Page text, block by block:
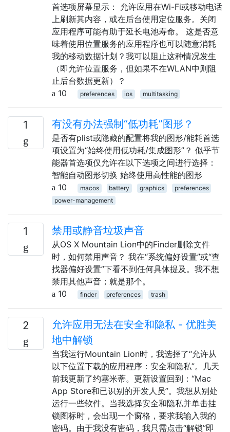
首选项屏幕显示： 允许应用在Wi-Fi或移动电话
上刷新其内容，或在后台使用定位服务。关闭
应用程序可能有助于延长电池寿命。 这是否意
味着使用位置服务的应用程序也可以随意消耗
我的移动数据计划？我可以阻止这种情况发生
（即允许位置服务，但如果不在WLAN中则阻
止后台数据更新）？
10
preferences ios multitasking
1 有没有办法强制“低功耗”图形？
是否有plist或隐藏的配置将我的图形/能耗首选
项设置为“始终使用低功耗/集成图形”？ 似乎节
能器首选项仅允许在以下选项之间进行选择：
智能自动图形切换 始终使用高性能的图形
10
macos battery graphics
preferences
power-management
1 禁用或静音垃圾声音
从OS X Mountain Lion中的Finder删除文件
时，如何禁用声音？ 我在“系统偏好设置”或“查
找器偏好设置”下看不到任何具体提及。我不想
禁用其他声音；就是那个。
10
finder preferences trash
2
允许应用无法在安全和隐私 - 优胜美
地中解锁
当我运行Mountain Lion时，我选择了“允许从
以下位置下载的应用程序：安全和隐私”。几天
前我更新了约塞米蒂。更新设置回到：“Mac
App Store和已识别的开发人员”。我想从别处
运行一些软件。当我选择安全和隐私并单击挂
锁图标时，会出现一个窗格，要求我输入我的
密码。由于我没有密码，我只需点击“解锁”即